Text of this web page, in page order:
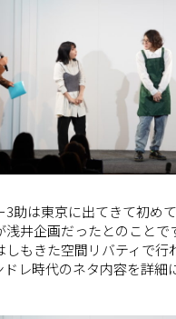
3助は東京に出てきて初め
浅井企画だったとのことで
しもきた空間リバティで行
ドレ時代のネタ内容を詳細